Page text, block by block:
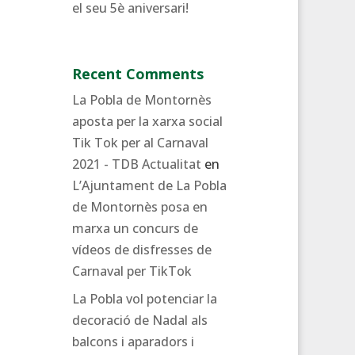
el seu 5è aniversari!
Recent Comments
La Pobla de Montornès
aposta per la xarxa social
Tik Tok per al Carnaval
2021 - TDB Actualitat en
L’Ajuntament de La Pobla
de Montornès posa en
marxa un concurs de
vídeos de disfresses de
Carnaval per TikTok
La Pobla vol potenciar la
decoració de Nadal als
balcons i aparadors i